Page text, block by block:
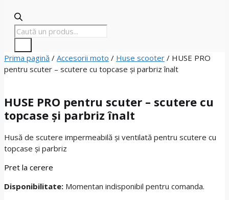
Products
search
Prima pagină / Accesorii moto / Huse scooter / HUSE PRO
pentru scuter – scutere cu topcase și parbriz înalt
HUSE PRO pentru scuter – scutere cu
topcase și parbriz înalt
Husă de scutere impermeabilă și ventilată pentru scutere cu
topcase și parbriz
Pret la cerere
Disponibilitate: Momentan indisponibil pentru comanda.